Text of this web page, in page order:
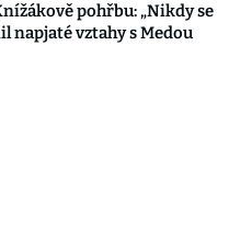
pohřbu: „Nikdy se
napjaté vztahy s Medou